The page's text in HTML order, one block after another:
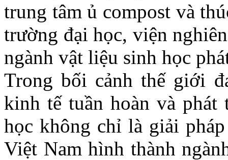
trung tâm ủ compost và
trường đại học, viện
ngành vật liệu sinh học
Trong bối cảnh thế giới
kinh tế tuần hoàn và
học không chỉ là giải
Việt Nam hình thành